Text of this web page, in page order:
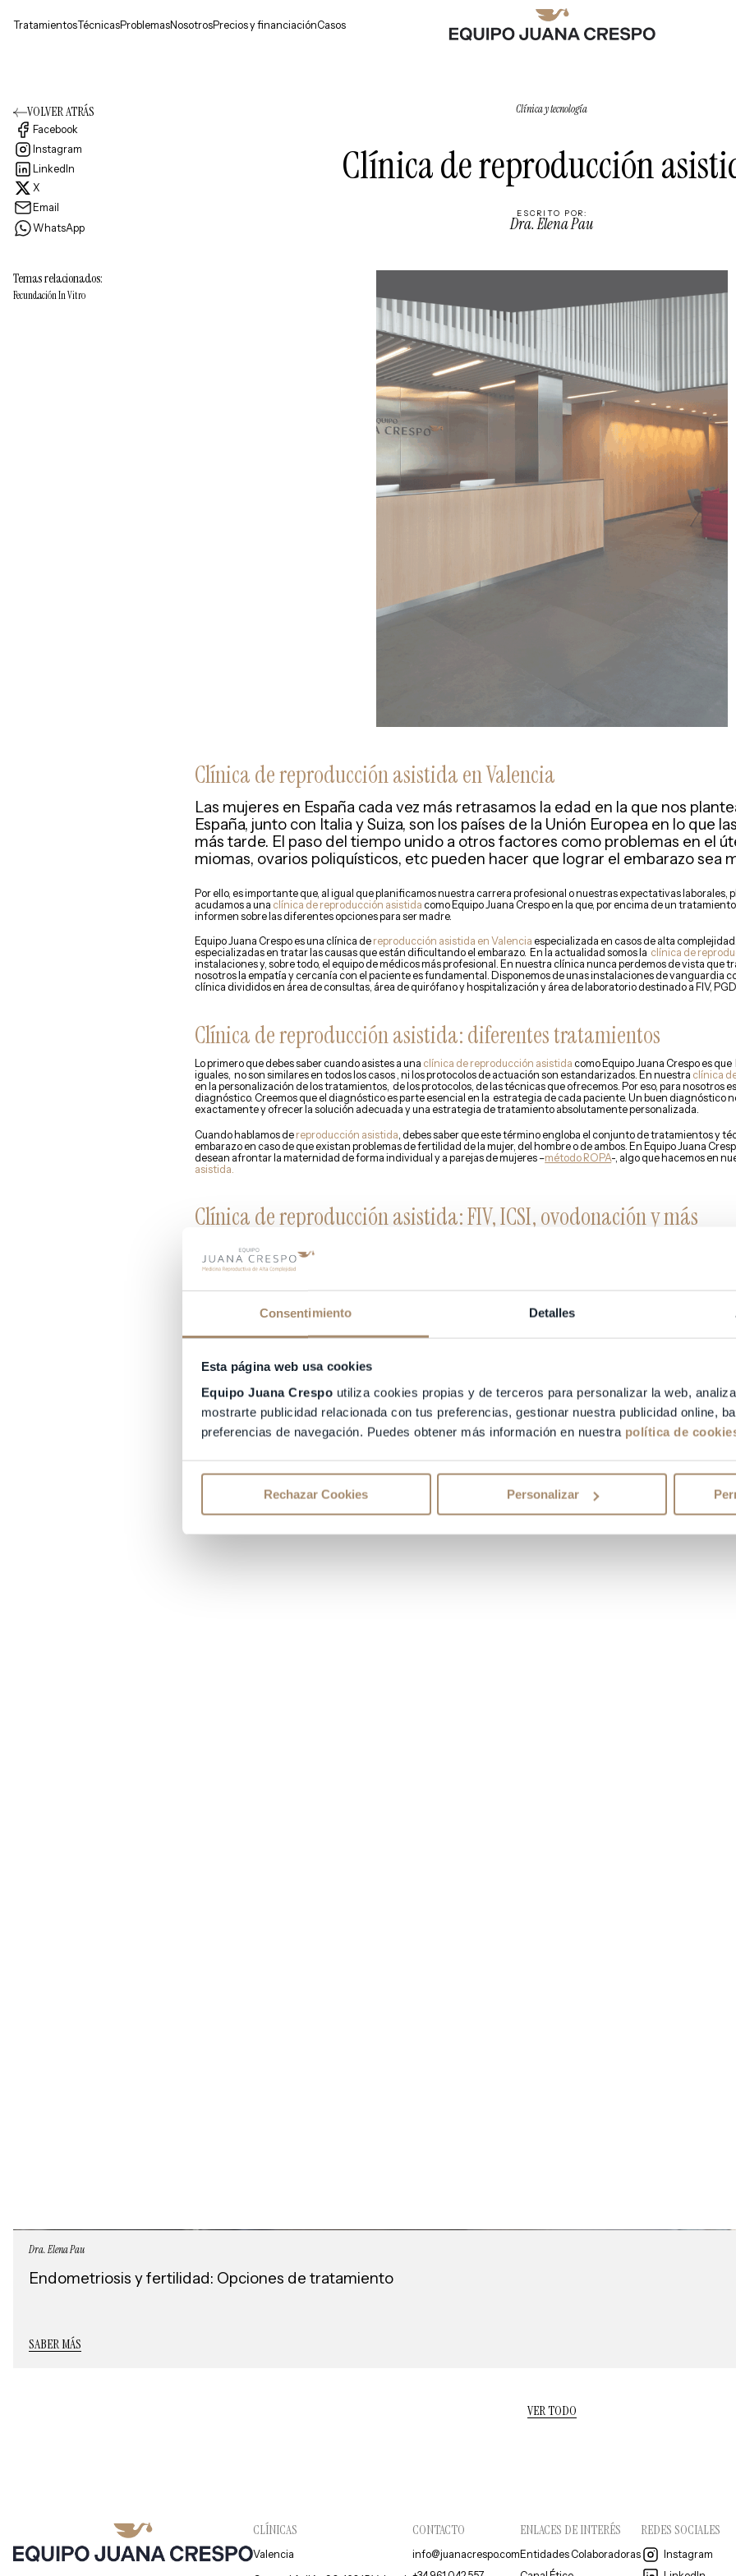
Consentimiento Detalles
Esta página web usa cookies
Equipo Juana Crespo utiliza cookies propias y de terceros para personalizar la web,
mostrarte publicidad relacionada con tus preferencias, gestionar nuestra publicidad online,
preferencias de navegación. Puedes obtener más información en nuestra política de
Rechazar Cookies Personalizar
TratamientosTécnicasProblemasNosotrosPrecios y financiaciónCasos
VOLVER ATRÁS
Facebook
Instagram
LinkedIn
X
Email
WhatsApp
Temas relacionados:
Fecundación In Vitro
Clínica y tecnología
Clínica de reproducción
ESCRITO POR:
Dra. Elena Pau
Clínica de reproducción asistida en Valencia
Las mujeres en España cada vez más retrasamos la edad en la que nos
España, junto con Italia y Suiza, son los países de la Unión Europea en lo que
más tarde. El paso del tiempo unido a otros factores como problemas en el
miomas, ovarios poliquísticos, etc pueden hacer que lograr el embarazo sea
Por ello, es importante que, al igual que planificamos nuestra carrera profesional o nuestras expectativas
acudamos a una clínica de reproducción asistida como Equipo Juana Crespo en la que, por encima de un
informen sobre las diferentes opciones para ser madre.
Equipo Juana Crespo es una clínica de reproducción asistida en Valencia especializada en casos de alta
especializadas en tratar las causas que están dificultando el embarazo. En la actualidad somos la clínica de
instalaciones y, sobre todo, el equipo de médicos más profesional. En nuestra clínica nunca perdemos de vista que
nosotros la empatía y cercanía con el paciente es fundamental. Disponemos de unas instalaciones de vanguardia
clínica divididos en área de consultas, área de quirófano y hospitalización y área de laboratorio destinado a FIV,
Clínica de reproducción asistida: diferentes tratamientos
Lo primero que debes saber cuando asistes a una clínica de reproducción asistida como Equipo Juana Crespo es
iguales, no son similares en todos los casos , ni los protocolos de actuación son estandarizados. En nuestra clínica
en la personalización de los tratamientos, de los protocolos, de las técnicas que ofrecemos. Por eso, para nosotros
diagnóstico. Creemos que el diagnóstico es parte esencial en la estrategia de cada paciente. Un buen diagnóstico
exactamente y ofrecer la solución adecuada y una estrategia de tratamiento absolutamente personalizada.
Cuando hablamos de reproducción asistida , debes saber que este término engloba el conjunto de tratamientos y
embarazo en caso de que existan problemas de fertilidad de la mujer, del hombre o de ambos. En Equipo Juana
desean afrontar la maternidad de forma individual y a parejas de mujeres –método ROPA-, algo que hacemos en
asistida.
Clínica de reproducción asistida: FIV, ICSI, ovodonación y más
clínica de reproducción asistida
existentes en la
Fecundación In vitro tradicional o Fecundación in Vitro con ICSI, ovodonación o embriodonacion, vitrificación de
la diferencia de Equipo Juana Crespo como una
de máximo nivel radica en la
clínica de reproducción asistida
cuenta con uno de los mejores laboratorios de Europa lo que nos está
cualquiera de las técnicas desarrolladas muy altas. Nuestro laboratorio está dividido en varias zonas: Laboratorio
todo el equipo de laboratorio, hace que nuestros resultados estén por encima de los resultados de otrasclínicas de
Clínica de reproducción asistida Equipo Juana Crespo: más
Más de 3.000 pacientes han sido tratados con éxito en nuestra clínica de reproducción asistiday han conseguido
servicio de la sociedad nos avalan como un centro especializado en Medicina Reproductiva líder en Valencia.
casos considerados ‘raros’ que otras clínicas han dado por imposibles.
Si quieres saber más de laclínica de reproducción asistida Equipo Juana Crespo, no dudes en ponerte en contacto
General Avilés, 90de Valencia. Nuestro teléfono es 961 042 557y nuestro correo esinfo@juanacrespo.es
Dra. Elena Pau
Endometriosis y fertilidad: Opciones de tratamiento
SABER MÁS
VER TODO
CLÍNICAS
Valencia
CONTACTO
info@juanacrespo.com
ENLACES DE INTERÉS
Entidades Colaboradoras
REDES SOCIALES
Instagram